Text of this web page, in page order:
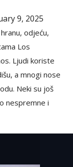
9, 2025
odjeću,
Los
Ljudi koriste
a mnogi nose
Neki su još
nespremne i